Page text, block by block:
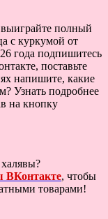
полный
с куркумой от
года подпишитесь
поставьте
напишите, какие
Узнать подробнее
на кнопку
ВКонтакте, чтобы
товарами!